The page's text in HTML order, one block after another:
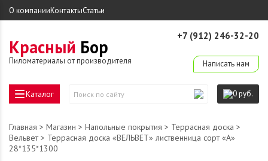
О компанииКонтактыСтатьи
Красный Бор
Пиломатериалы от производителя
+7 (912) 246-32-20
Написать нам
Каталог
Поиск
сайту
0 руб.
Главная > Магазин > Напольные покрытия > Террасная доска >
Вельвет> Террасная доска «ВЕЛЬВЕТ» лиственница сорт «А»
28*135*1300